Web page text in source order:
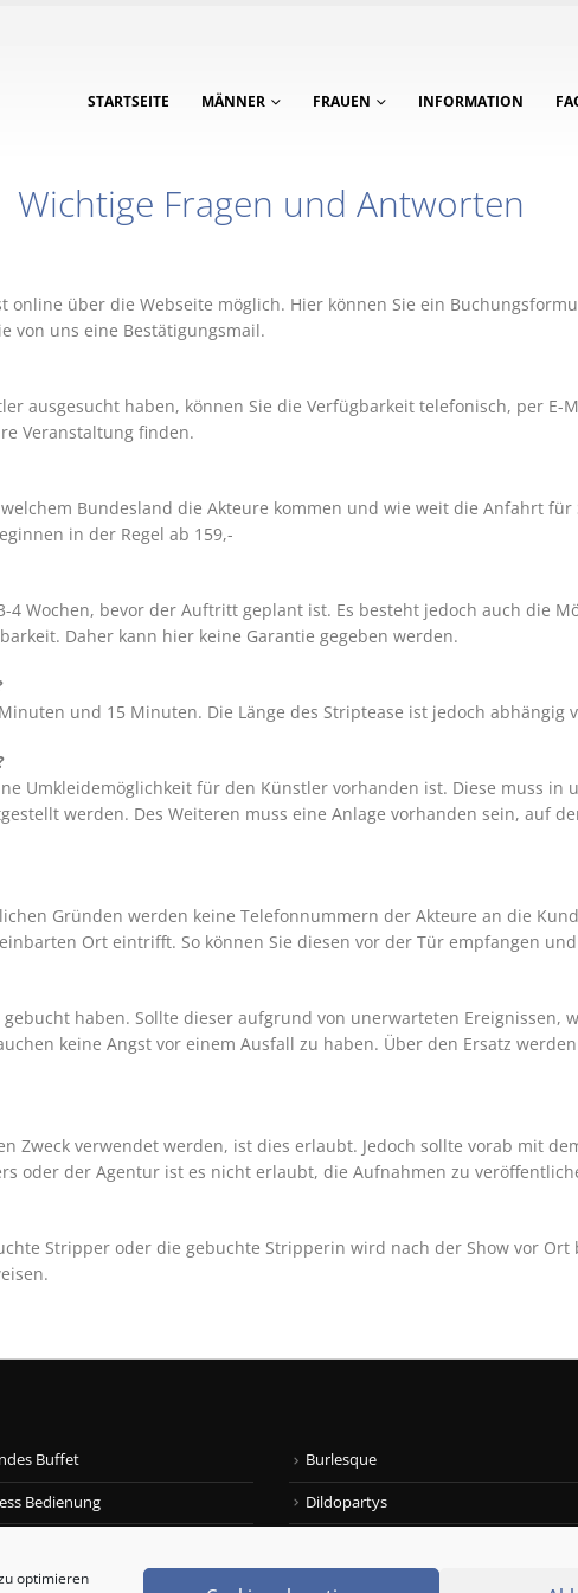
optimieren
STARTSEITE MÄNNER FRAUEN INFORMATION
Wichtige Fragen und Antworten
online über die Webseite möglich. Hier können Sie ein
von uns eine Bestätigungsmail.
ausgesucht haben, können Sie die Verfügbarkeit telefonisch, per E-
Veranstaltung finden.
Bundesland die Akteure kommen und wie weit die Anfahrt für
in der Regel ab 159,-
4 Wochen, bevor der Auftritt geplant ist. Es besteht jedoch auch die
Daher kann hier keine Garantie gegeben werden.
und 15 Minuten. Die Länge des Striptease ist jedoch abhängig
Umkleidemöglichkeit für den Künstler vorhanden ist. Diese muss
werden. Des Weiteren muss eine Anlage vorhanden sein, auf
Gründen werden keine Telefonnummern der Akteure an die
Ort eintrifft. So können Sie diesen vor der Tür empfangen
haben. Sollte dieser aufgrund von unerwarteten Ereignissen,
keine Angst vor einem Ausfall zu haben. Über den Ersatz
Zweck verwendet werden, ist dies erlaubt. Jedoch sollte vorab mit
oder der Agentur ist es nicht erlaubt, die Aufnahmen zu
Stripper oder die gebuchte Stripperin wird nach der Show vor Ort
Buffet
Bedienung
Burlesque
Dildopartys